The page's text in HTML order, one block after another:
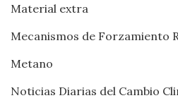
Material extra
Mecanismos de Forzamiento
Metano
Noticias Diarias del Cambio